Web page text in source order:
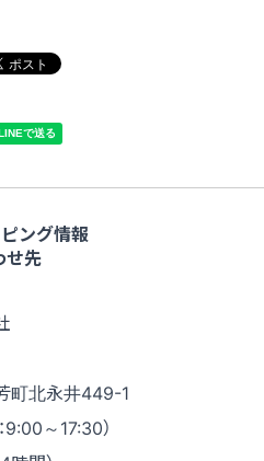
ング情報
せ先
北永井449-1
～17:30）